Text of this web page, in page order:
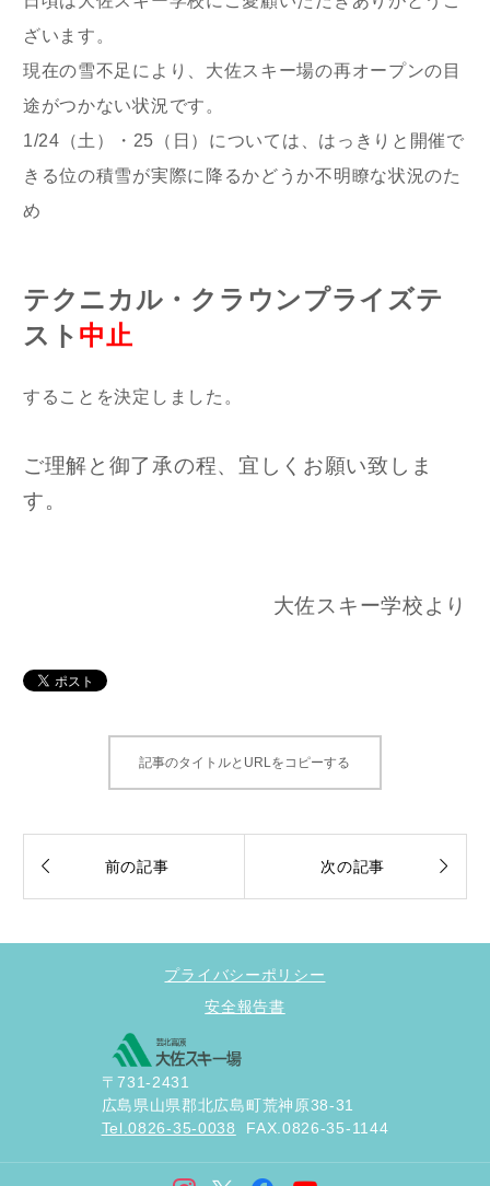
ざいます。
現在の雪不足により、大佐スキー場の再オープンの目
途がつかない状況です。
1/24（土）・25（日）については、はっきりと開催で
きる位の積雪が実際に降るかどうか不明瞭な状況のた
め
テクニカル・クラウンプライズテ
スト 中止
することを決定しました。
ご理解と御了承の程、宜しくお願い致しま
す。
大佐スキー学校より
記事のタイトルとURLをコピーする
 前の記事 次の記事 
プライバシーポリシー
安全報告書
〒731-2431
広島県山県郡北広島町荒神原38-31
Tel.0826-35-0038
FAX.0826-35-1144